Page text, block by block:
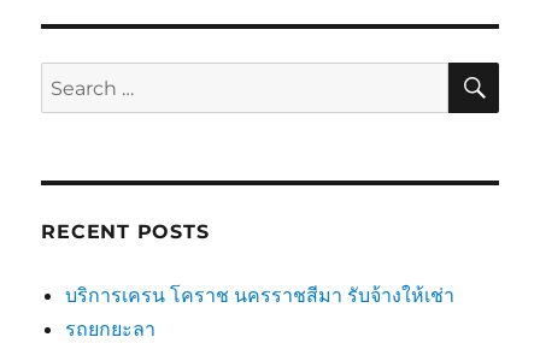
Search
for:
RECENT POSTS
บริการเครน โคราช นครราชสีมา รับจ้างให้เช่า
รถยกยะลา